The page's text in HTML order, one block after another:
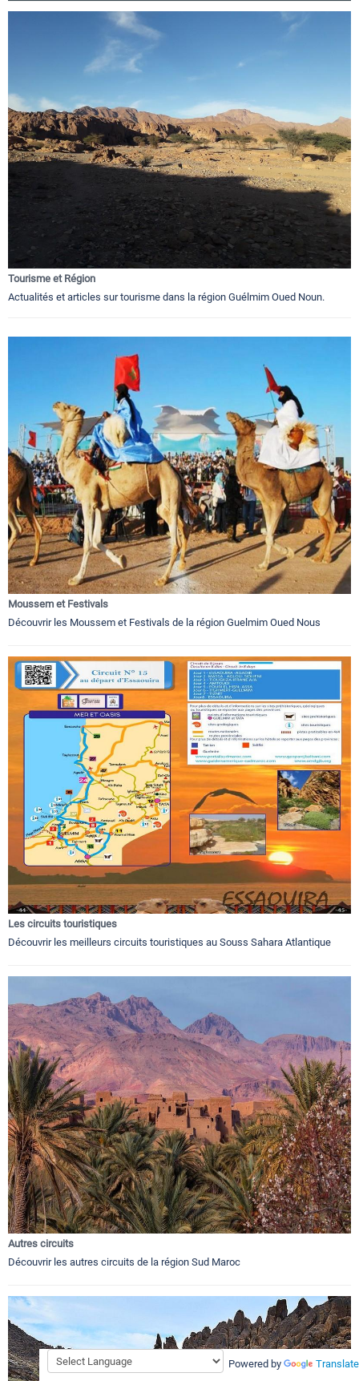
Tourisme et Région
Actualités et articles sur tourisme dans la région Guélmim Oued Noun.
Moussem et Festivals
Découvrir les Moussem et Festivals de la région Guelmim Oued Nous
Les circuits touristiques
Découvrir les meilleurs circuits touristiques au Souss Sahara Atlantique
Autres circuits
Découvrir les autres circuits de la région Sud Maroc
Powered by Translate